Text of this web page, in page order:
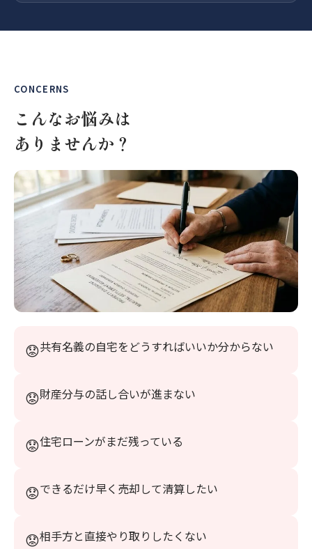
CONCERNS
こんなお悩みは
ありませんか？
共有名義の自宅をどうすればいいか分からない
財産分与の話し合いが進まない
住宅ローンがまだ残っている
できるだけ早く売却して清算したい
相手方と直接やり取りしたくない